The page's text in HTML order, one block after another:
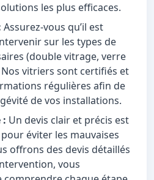
les plus efficaces.
Assurez-vous qu’il est
sur les types de
(double vitrage, verre
vitriers sont certifiés et
régulières afin de
de vos installations.
: Un devis clair et précis est
éviter les mauvaises
offrons des devis détaillés
vous